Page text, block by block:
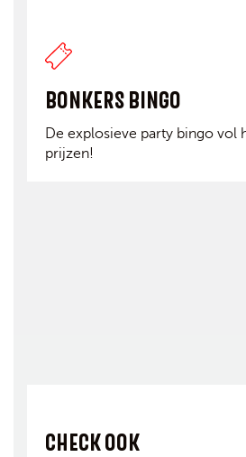
BONKERS BINGO
De explosieve party bingo vol
prijzen!
CHECK OOK